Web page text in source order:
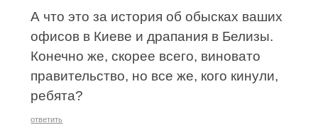
А что это за история об обысках ваших
офисов в Киеве и драпания в Белизы.
Конечно же, скорее всего, виновато
правительство, но все же, кого кинули,
ребята?
ответить